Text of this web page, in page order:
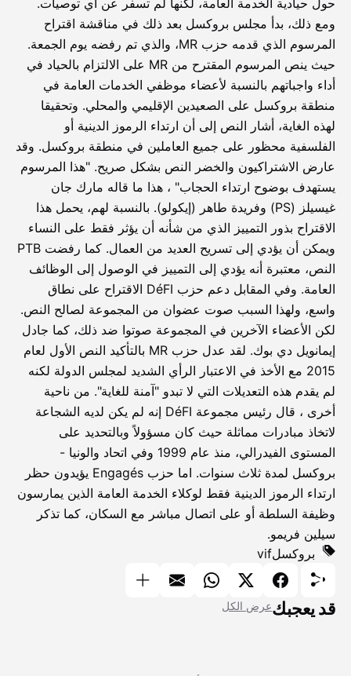
حول حيادية الخدمة العامة، لكنها لم تسفر عن أي توصيات.
ومع ذلك، بدأ مجلس بروكسل بعد ذلك في مناقشة اقتراح
المرسوم الذي قدمه حزب MR، والذي تم رفضه يوم الجمعة.
حيث ينص المرسوم المقترح من MR على الالتزام بالحياد في
أداء واجباتهم بالنسبة لأعضاء موظفي الخدمات العامة في
منطقة بروكسل على الصعيدين الإقليمي والمحلي. وتحقيقا
لهذه الغاية، أشار النص إلى أن ارتداء الرموز الدينية أو
الفلسفية محظور على جميع العاملين في منطقة بروكسل. وقد
عارض الاشتراكيون والخضر النص بشكل صريح. "هذا المرسوم
يستهدف بوضوح ارتداء الحجاب" ، هذا ما قاله مارك جان
غيسيلز (PS) وفريدة طاهر (إيكولو). بالنسبة لهم، يحمل هذا
الاقتراح بذور التمييز الذي من شأنه أن يؤثر فقط على النساء
ويمكن أن يؤدي إلى تسريح العديد من العمال. كما رفضت PTB
النص، معتبرة أنه يؤدي إلى التمييز في الوصول إلى الوظائف
العامة. وفي المقابل دعم حزب DéFI الاقتراح على نطاق
واسع، ولهذا السبب صوت عضوان من المجموعة لصالح النص.
لكن الأعضاء الآخرين في المجموعة صوتوا ضد ذلك، كما جادل
إيمانويل دي بوك. لقد عدل حزب MR بالتأكيد النص الأول لعام
2015 مع الأخذ في الاعتبار الرأي الشديد لمجلس الدولة لكنه
لم يقدم هذه التعديلات التي لا تبدو "آمنة للغاية". من ناحية
أخرى ، قال رئيس مجموعة DéFI إنه لم يكن لديه الشجاعة
لاتخاذ مبادرات مماثلة حيث كان مسؤولاً وبالتحديد على
المستوى الفيدرالي، منذ عام 1999 وفي اتحاد والونيا -
بروكسل لمدة ثلاث سنوات. اما حزب Engagés يؤيدون حظر
ارتداء الرموز الدينية فقط لوكلاء الخدمة العامة الذين يمارسون
وظيفة السلطة أو على اتصال مباشر مع السكان، كما تذكر
سيلين فريمو.
بروكسلvif
قد يعجبكعرض الكل